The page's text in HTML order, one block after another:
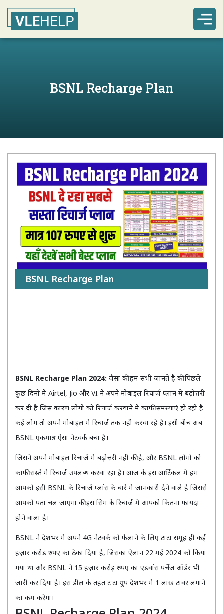
BSNL Recharge Plan
BSNL Recharge Plan
BSNL Recharge Plan 2024: जैसा की हम सभी जानते है की पिछले
कुछ दिनो मे Airtel, Jio और VI ने अपने मोबाइल रिचार्ज प्लान मे बढ़ोत्तरी
कर दी है जिस कारण लोगो को रिचार्ज करवाने मे काफी समस्याएं हो रही है
कई लोग तो अपने मोबाइल मे रिचार्ज तक नही करवा रहे है। इसी बीच अब
BSNL एकमात्र ऐसा नेटवर्क बचा है।
जिसने अपने मोबाइल रिचार्ज मे बढ़ोत्तरी नही की है, और BSNL लोगो को
काफी सस्ते मे रिचार्ज उपलब्ध करवा रहा है। आज के इस आर्टिकल मे हम
आपको इसी BSNL के रिचार्ज प्लांस के बारे मे जानकारी देने वाले है जिससे
आपको पता चल जाएगा की इस सिम के रिचार्ज मे आपको कितना फायदा
होने वाला है।
BSNL ने देशभर मे अपने 4G नेटवर्क को फैलाने के लिए टाटा समूह ही कई
हज़ार करोड़ रुपए का ठेका दिया है, जिसका ऐलान 22 मई 2024 को किया
गया था और BSNL ने 15 हज़ार करोड़ रुपए का एडवांस पर्चेज ऑर्डर भी
जारी कर दिया है। इस डील के तहत टाटा ग्रुप देशभर मे 1 लाख टावर लगाने
का कम करेगा।